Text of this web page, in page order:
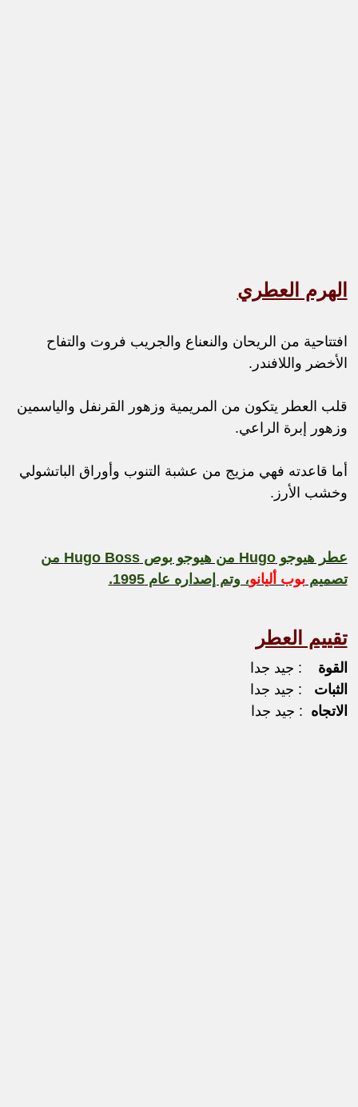
الهرم العطري
افتتاحية من الريحان والنعناع والجريب فروت والتفاح
الأخضر واللافندر.
قلب العطر يتكون من المريمية وزهور القرنفل والياسمين
وزهور إبرة الراعي.
أما قاعدته فهي مزيج من عشبة التنوب وأوراق الباتشولي
وخشب الأرز.
عطر هيوجو Hugo من هيوجو بوص Hugo Boss من
تصميمبوب أليانو، وتم إصداره عام 1995.
تقييم العطر
القوة : جيد جدا
الثبات : جيد جدا
الاتجاه : جيد جدا